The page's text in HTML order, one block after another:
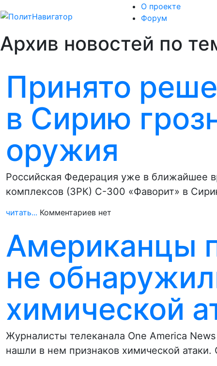
О проекте
Форум
Архив новостей по
Принято
в Сирию
оружия
Российская Федерация уже в ближайшее
комплексов (ЗРК) С-300 «Фаворит» в
читать... Комментариев нет
Американцы
не
химической
Журналисты телеканала One America
нашли в нем признаков химической